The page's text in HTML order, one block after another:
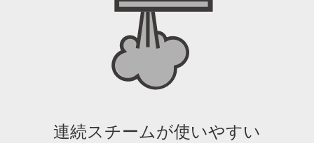
連続スチームが使いやすい